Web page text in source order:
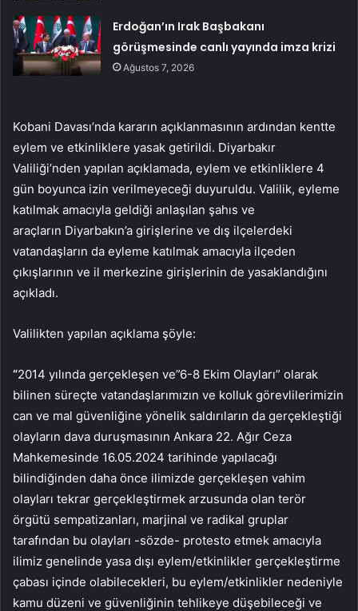
Erdoğan’ın Irak Başbakanı
görüşmesinde canlı yayında imza krizi
Ağustos 7, 2026
Kobani Davası’nda kararın açıklanmasının ardından kentte
eylem ve etkinliklere yasak getirildi. Diyarbakır
Valiliği’nden yapılan açıklamada, eylem ve etkinliklere 4
gün boyunca izin verilmeyeceği duyuruldu. Valilik, eyleme
katılmak amacıyla geldiği anlaşılan şahıs ve
araçların Diyarbakın’a girişlerine ve dış ilçelerdeki
vatandaşların da eyleme katılmak amacıyla ilçeden
çıkışlarının ve il merkezine girişlerinin de yasaklandığını
açıkladı.
Valilikten yapılan açıklama şöyle:
“2014 yılında gerçekleşen ve”6-8 Ekim Olayları” olarak
bilinen süreçte vatandaşlarımızın ve kolluk görevlilerimizin
can ve mal güvenliğine yönelik saldırıların da gerçekleştiği
olayların dava duruşmasının Ankara 22. Ağır Ceza
Mahkemesinde 16.05.2024 tarihinde yapılacağı
bilindiğinden daha önce ilimizde gerçekleşen vahim
olayları tekrar gerçekleştirmek arzusunda olan terör
örgütü sempatizanları, marjinal ve radikal gruplar
tarafından bu olayları -sözde- protesto etmek amacıyla
ilimiz genelinde yasa dışı eylem/etkinlikler gerçekleştirme
çabası içinde olabilecekleri, bu eylem/etkinlikler nedeniyle
kamu düzeni ve güvenliğinin tehlikeye düşebileceği ve